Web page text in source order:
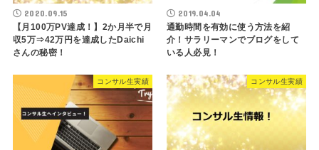
2020.09.15
【月100万PV達成！】2か月半で月
収5万⇒42万円を達成したDaichi
さんの秘密！
2019.04.04
通勤時間を有効に使う方法を紹
介！サラリーマンでブログをして
いる人必見！
コンサル生実績 コンサル生実績